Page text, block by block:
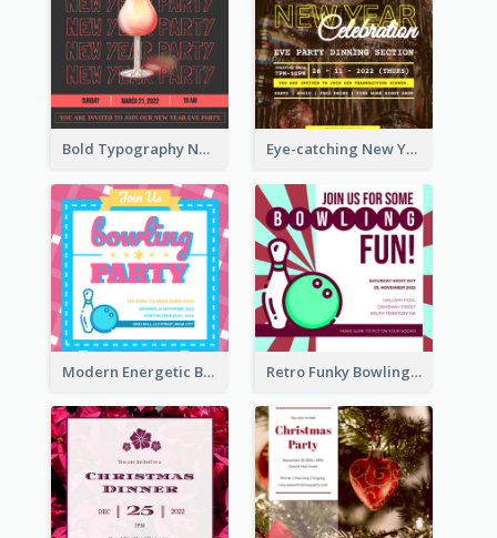
Bold Typography New Year Party Invitation Design Eye-catching New Year Eve Dinner Invitation Design Ideas
Modern Energetic Bowling Invitation Design Retro Funky Bowling Party Invitation Design